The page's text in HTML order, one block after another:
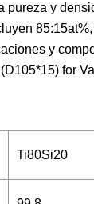
y
y
Ti80Si20